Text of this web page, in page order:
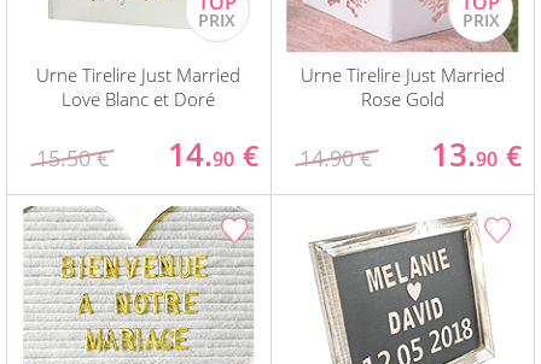
Urne Tirelire Just Married
Love Blanc et Doré
15.50 € 14.90 €
Urne Tirelire Just Married
Rose Gold
14.90 € 13.90 €